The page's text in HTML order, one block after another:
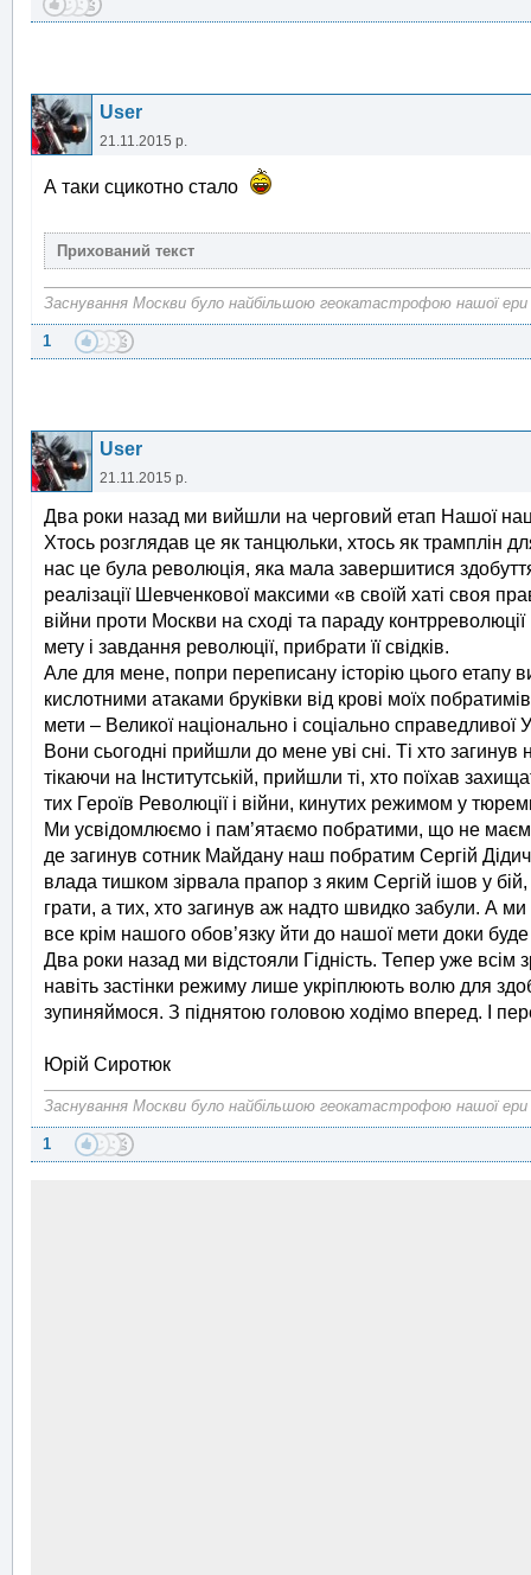
User
21.11.2015 р.
А таки сцикотно стало
Заснування Москви було найбільшою геокатастрофою нашої ери
1
User
21.11.2015 р.
Два роки назад ми вийшли на черговий етап Нашої
Хтось розглядав це як танцюльки, хтось як трамплін
нас це була революція, яка мала завершитися
реалізації Шевченкової максими «в своїй хаті своя
війни проти Москви на сході та параду контрреволюції
мету і завдання революції, прибрати її свідків.
Але для мене, попри переписану історію цього етапу
кислотними атаками бруківки від крові моїх
мети – Великої національно і соціально справедливої
Вони сьогодні прийшли до мене уві сні. Ті хто
тікаючи на Інститутській, прийшли ті, хто поїхав
тих Героїв Революції і війни, кинутих режимом у
Ми усвідомлюємо і пам’ятаємо побратими, що не
де загинув сотник Майдану наш побратим Сергій
влада тишком зірвала прапор з яким Сергій ішов у
грати, а тих, хто загинув аж надто швидко забули. А
все крім нашого обов’язку йти до нашої мети доки
Два роки назад ми відстояли Гідність. Тепер уже
навіть застінки режиму лише укріплюють волю для
зупиняймося. З піднятою головою ходімо вперед. І
Юрій Сиротюк
Заснування Москви було найбільшою геокатастрофою нашої ери
1